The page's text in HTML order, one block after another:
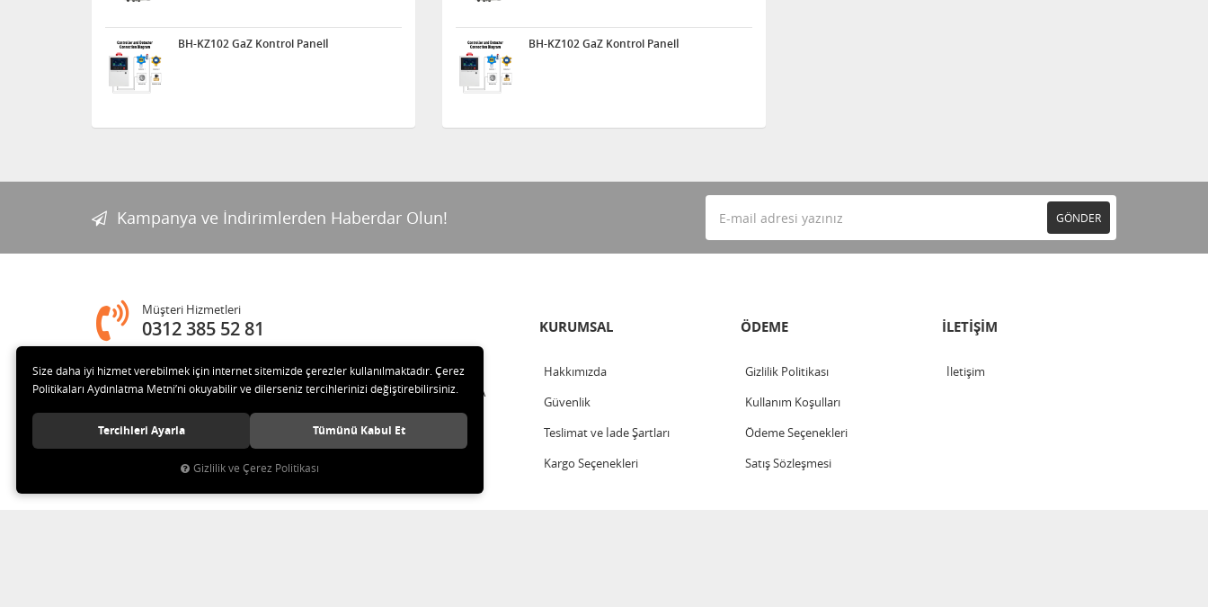
BH-KZ102 GaZ Kontrol Panelİ BH-KZ102 GaZ Kontrol Panelİ
Kampanya ve İndirimlerden Haberdar Olun! GÖNDER
Müşteri Hizmetleri
0312 385 52 81
Adres
Melih Gökçek Bulvarı Ada Plaza No:80-8 İVEDİK OSB Yenimahalle - ANKARA
KURUMSAL
Hakkımızda
Güvenlik
Teslimat ve İade Şartları
Kargo Seçenekleri
ÖDEME
Gizlilik Politikası
Kullanım Koşulları
Ödeme Seçenekleri
Satış Sözleşmesi
İLETİŞİM
İletişim
Size daha iyi hizmet verebilmek için internet sitemizde çerezler kullanılmaktadır. Çerez
Politikaları Aydınlatma Metni’ni okuyabilir ve dilerseniz tercihlerinizi değiştirebilirsiniz.
Tercihleri Ayarla Tümünü Kabul Et
Gizlilik ve Çerez Politikası